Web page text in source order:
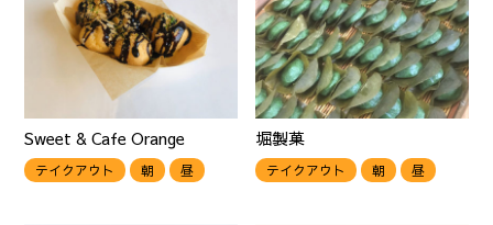
Sweet & Cafe Orange
テイクアウト 朝 昼
堀製菓
テイクアウト 朝 昼